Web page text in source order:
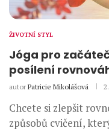
ŽIVOTNÍ STYL
Jóga pro
posílení
autor Patricie Mikolášová
Chcete si zlepšit
způsobů cvičení,